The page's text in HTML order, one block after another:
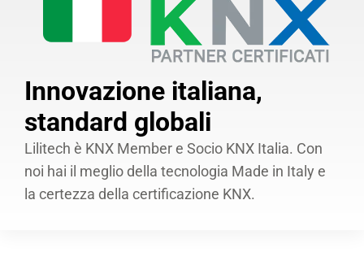
Innovazione italiana,
standard globali
Lilitech è KNX Member e Socio KNX Italia. Con
noi hai il meglio della tecnologia Made in Italy e
la certezza della certificazione KNX.